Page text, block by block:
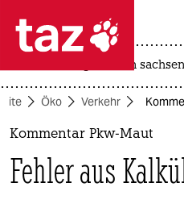
 taz
taz zahl ich
politik
landtagswahl in
Öko Verkehr
Kommentar Pkw-Maut
Fehler aus